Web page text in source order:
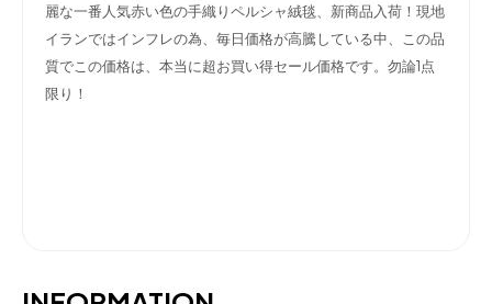
麗な一番人気赤い色の手織りペルシャ絨毯、新商品入荷！現地
イランではインフレの為、毎日価格が高騰している中、この品
質でこの価格は、本当に超お買い得セール価格です。勿論1点
限り！